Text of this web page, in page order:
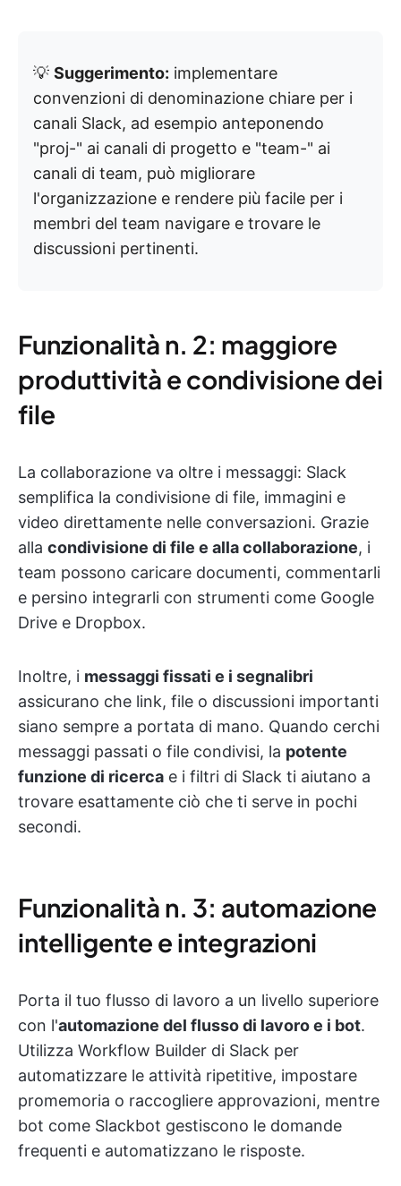
💡 Suggerimento: implementare
convenzioni di denominazione chiare per i
canali Slack, ad esempio anteponendo
"proj-" ai canali di progetto e "team-" ai
canali di team, può migliorare
l'organizzazione e rendere più facile per i
membri del team navigare e trovare le
discussioni pertinenti.
Funzionalità n. 2: maggiore
produttività e condivisione dei
file
La collaborazione va oltre i messaggi: Slack
semplifica la condivisione di file, immagini e
video direttamente nelle conversazioni. Grazie
alla condivisione di file e alla collaborazione, i
team possono caricare documenti, commentarli
e persino integrarli con strumenti come Google
Drive e Dropbox.
Inoltre, i messaggi fissati e i segnalibri
assicurano che link, file o discussioni importanti
siano sempre a portata di mano. Quando cerchi
messaggi passati o file condivisi, la potente
funzione di ricerca e i filtri di Slack ti aiutano a
trovare esattamente ciò che ti serve in pochi
secondi.
Funzionalità n. 3: automazione
intelligente e integrazioni
Porta il tuo flusso di lavoro a un livello superiore
con l'automazione del flusso di lavoro e i bot.
Utilizza Workflow Builder di Slack per
automatizzare le attività ripetitive, impostare
promemoria o raccogliere approvazioni, mentre
bot come Slackbot gestiscono le domande
frequenti e automatizzano le risposte.